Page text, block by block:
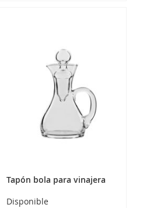
Tapón bola para vinajera
Disponible